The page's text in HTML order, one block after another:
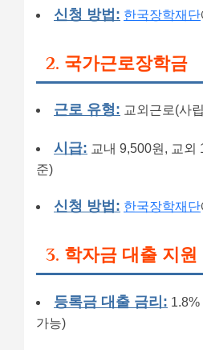
신청 방법: 한국장학재단
2. 국가근로장학금
근로 유형: 교외근로(사
시급: 교내 9,500원, 교외
준)
신청 방법: 한국장학재단
3. 학자금 대출 지원
등록금 대출 금리: 1.8%
가능)